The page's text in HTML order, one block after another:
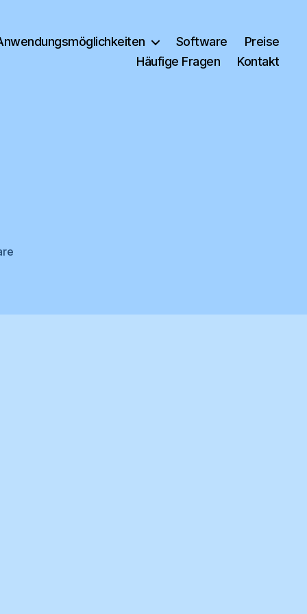
Software
Preise
Häufige Fragen
Kontakt
zu